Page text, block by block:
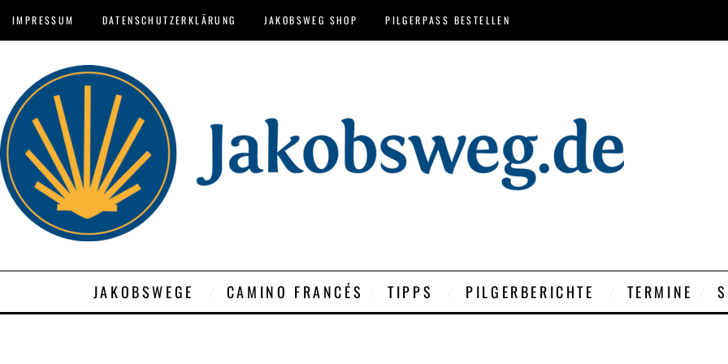
IMPRESSUM DATENSCHUTZERKLÄRUNG JAKOBSWEG SHOP PILGERPASS BESTELLEN
JAKOBSWEGE CAMINO FRANCÉS TIPPS PILGERBERICHTE TERMINE